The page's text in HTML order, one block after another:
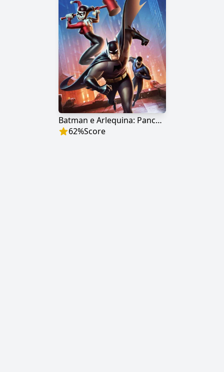
Batman e Arlequina: Pancadas e Risadas
62%Score